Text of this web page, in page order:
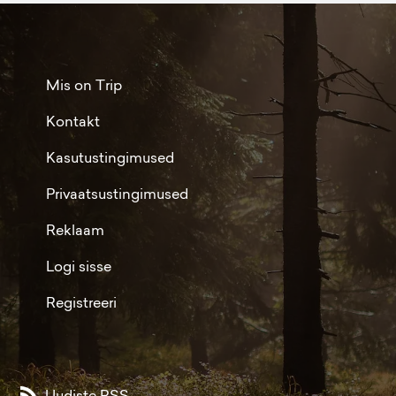
Mis on Trip
Kontakt
Kasutustingimused
Privaatsustingimused
Reklaam
Logi sisse
Registreeri